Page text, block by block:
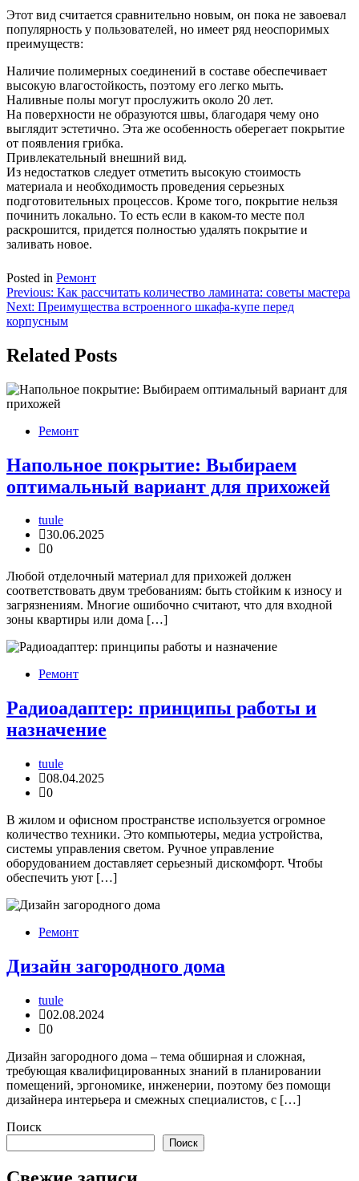
Этот вид считается сравнительно новым, он пока не завоевал
популярность у пользователей, но имеет ряд неоспоримых
преимуществ:
Наличие полимерных соединений в составе обеспечивает
высокую влагостойкость, поэтому его легко мыть.
Наливные полы могут прослужить около 20 лет.
На поверхности не образуются швы, благодаря чему оно
выглядит эстетично. Эта же особенность оберегает покрытие
от появления грибка.
Привлекательный внешний вид.
Из недостатков следует отметить высокую стоимость
материала и необходимость проведения серьезных
подготовительных процессов. Кроме того, покрытие нельзя
починить локально. То есть если в каком-то месте пол
раскрошится, придется полностью удалять покрытие и
заливать новое.
Posted in Ремонт
Навигация
по
Previous: Как рассчитать количество ламината: советы мастера
Next: Преимущества встроенного шкафа-купе перед
корпусным
Related Posts
Ремонт
Напольное покрытие: Выбираем
оптимальный вариант для прихожей
tuule
30.06.2025
0
Любой отделочный материал для прихожей должен
соответствовать двум требованиям: быть стойким к износу и
загрязнениям. Многие ошибочно считают, что для входной
зоны квартиры или дома […]
Ремонт
Радиоадаптер: принципы работы и
назначение
tuule
08.04.2025
0
В жилом и офисном пространстве используется огромное
количество техники. Это компьютеры, медиа устройства,
системы управления светом. Ручное управление
оборудованием доставляет серьезный дискомфорт. Чтобы
обеспечить уют […]
Ремонт
Дизайн загородного дома
tuule
02.08.2024
0
Дизайн загородного дома – тема обширная и сложная,
требующая квалифицированных знаний в планировании
помещений, эргономике, инженерии, поэтому без помощи
дизайнера интерьера и смежных специалистов, с […]
Поиск
Поиск